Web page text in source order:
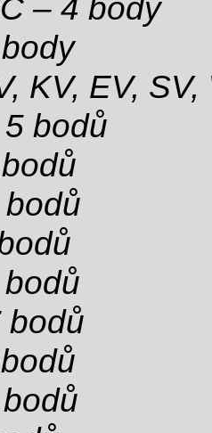
– 4 body
KV, EV,
bodů
bodů